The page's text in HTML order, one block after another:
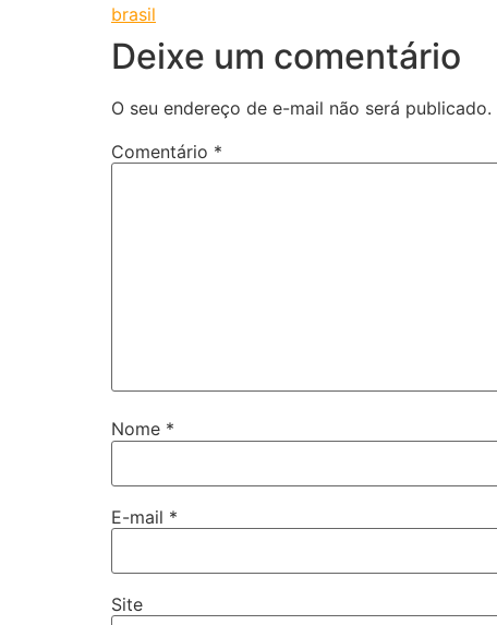
brasil
Deixe um comentário
O seu endereço de e-mail não será publicado.
Comentário *
Nome *
E-mail *
Site